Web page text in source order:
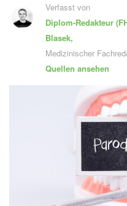
Verfasst von
Diplom-Redakteur
Blasek,
Medizinischer
Quellen ansehen